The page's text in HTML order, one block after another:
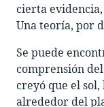
cierta
Una teoría, por
Se puede
comprensión
creyó que el
alrededor del